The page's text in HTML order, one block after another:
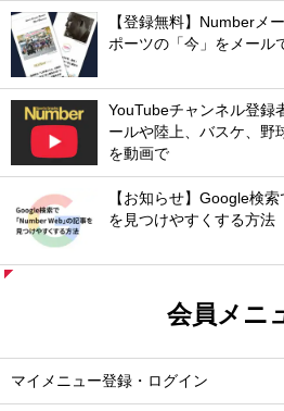
【登録無料】Numberメ
ポーツの「今」をメール
YouTubeチャンネル登録
ールや陸上、バスケ、野
を動画で
【お知らせ】Google検
を見つけやすくする方法
会員メニ
マイメニュー登録・ログイン